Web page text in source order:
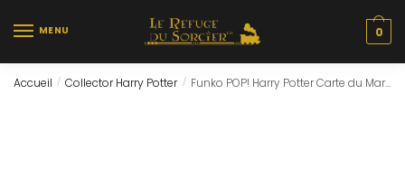
MENU 0
Accueil / Collector Harry Potter / Funko POP! Harry Potter Carte du Maraudeur (42)